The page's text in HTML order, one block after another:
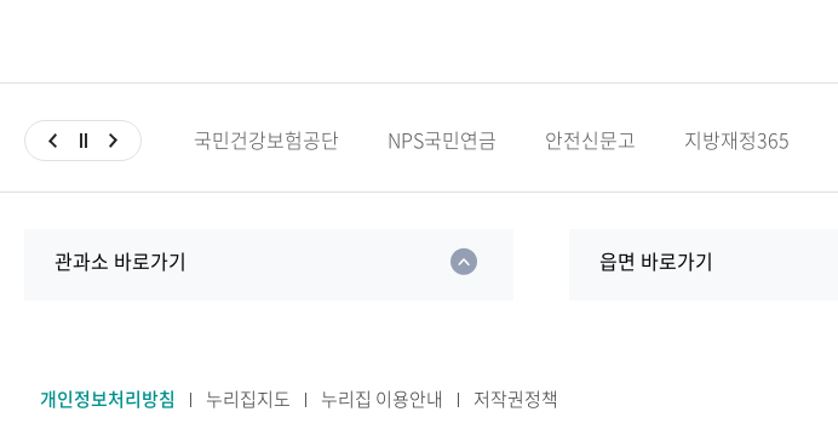
국민건강보험공단 NPS국민연금 안전신문고 지방재정365
관과소 바로가기 읍면 바로가기
개인정보처리방침 누리집지도 누리집 이용안내 저작권정책